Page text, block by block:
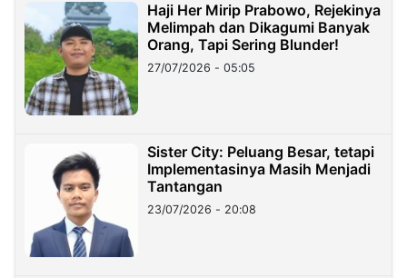
Haji Her Mirip Prabowo, Rejekinya
Melimpah dan Dikagumi Banyak
Orang, Tapi Sering Blunder!
27/07/2026 - 05:05
Sister City: Peluang Besar, tetapi
Implementasinya Masih Menjadi
Tantangan
23/07/2026 - 20:08